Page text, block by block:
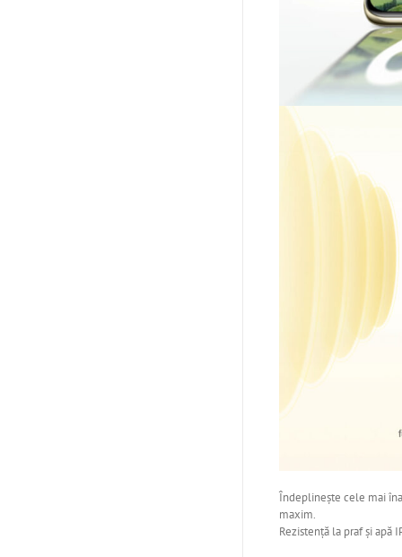
Îndeplinește cele mai
maxim.
Rezistență la praf și